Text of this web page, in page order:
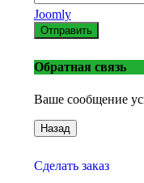
Joomly
Отправить
Обратная связь
Ваше сообщение
Сделать заказ